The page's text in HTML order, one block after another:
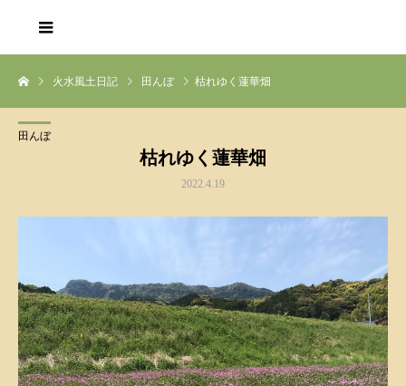
火水風土日記 田んぼ 枯れゆく蓮華畑
田んぼ
枯れゆく蓮華畑
2022.4.19